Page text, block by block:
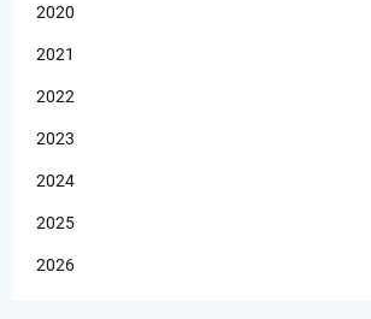
2020
2021
2022
2023
2024
2025
2026